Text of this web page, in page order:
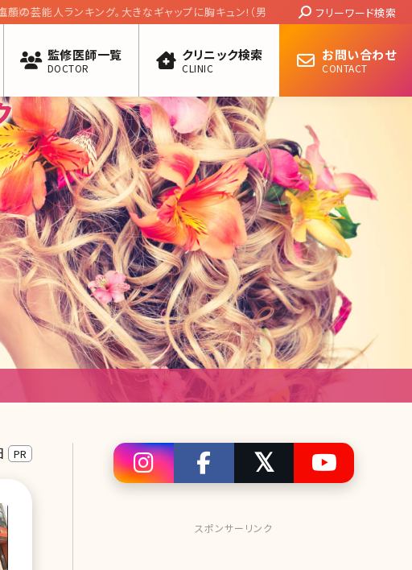
人ランキング。大きなギャップに胸キュン!（男性俳優
Search:
フリーワード検索
監修医師一覧
DOCTOR
クリニック検索
CLINIC
お問い合わせ
CONTACT
PR
スポンサーリンク